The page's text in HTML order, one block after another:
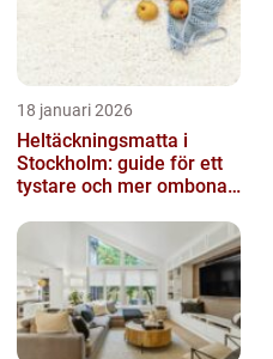
18 januari 2026
Heltäckningsmatta i
Stockholm: guide för ett
tystare och mer ombonat